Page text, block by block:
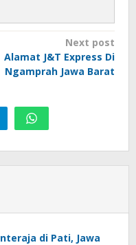
Next post
Alamat J&T Express Di
Ngamprah Jawa Barat
di Pati, Jawa